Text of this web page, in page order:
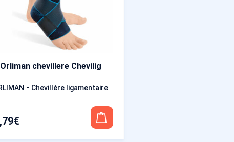
Orliman chevillere Chevilig
- Chevillère ligamentaire
€